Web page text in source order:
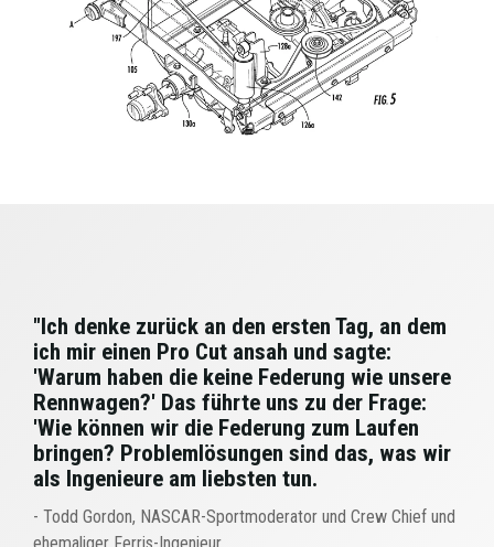
"Ich denke zurück an den ersten Tag, an dem
ich mir einen Pro Cut ansah und sagte:
'Warum haben die keine Federung wie unsere
Rennwagen?' Das führte uns zu der Frage:
'Wie können wir die Federung zum Laufen
bringen? Problemlösungen sind das, was wir
als Ingenieure am liebsten tun.
- Todd Gordon, NASCAR-Sportmoderator und Crew Chief und